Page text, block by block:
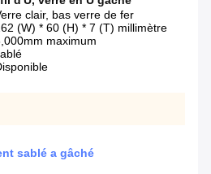
clair, bas verre de fer
(W) * 60 (H) * 7 (T) millimètre
maximum
sablé a gâché